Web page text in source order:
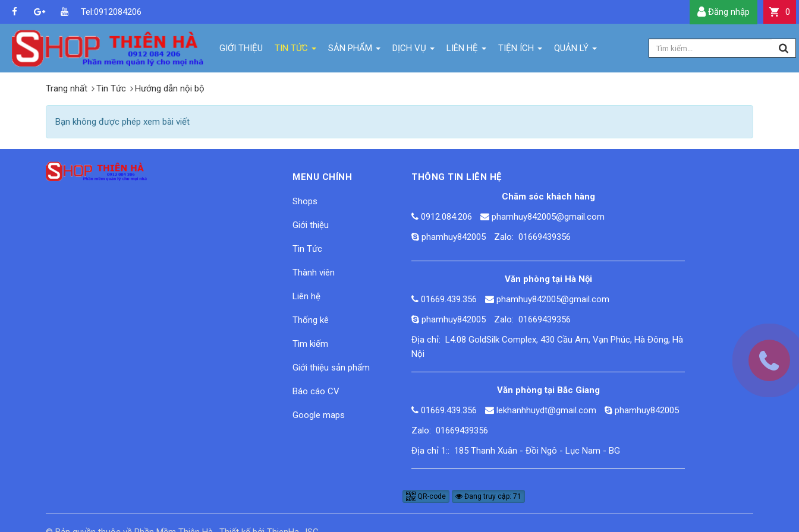
GIỚI THIỆU TIN TỨC SẢN PHẨM DỊCH VỤ LIÊN HỆ TIỆN ÍCH QUẢN LÝ
0
Đăng nhập
Tel:0912084206
Trang nhất Tin Tức Hướng dẫn nội bộ
Bạn không được phép xem bài viết
MENU CHÍNH
Shops
Giới thiệu
Tin Tức
Thành viên
Liên hệ
Thống kê
Tìm kiếm
Giới thiệu sản phẩm
Báo cáo CV
Google maps
THÔNG TIN LIÊN HỆ
Chăm sóc khách hàng
0912.084.206
phamhuy842005@gmail.com
phamhuy842005
Zalo: 01669439356
Văn phòng tại Hà Nội
01669.439.356
phamhuy842005@gmail.com
phamhuy842005
Zalo: 01669439356
Địa chỉ: L4.08 GoldSilk Complex, 430 Cầu Am, Vạn Phúc, Hà Đông, Hà
Nội
Văn phòng tại Bắc Giang
01669.439.356
lekhanhhuydt@gmail.com
phamhuy842005
Zalo: 01669439356
Địa chỉ 1:: 185 Thanh Xuân - Đồi Ngô - Lục Nam - BG
QR-code Đang truy cập: 71